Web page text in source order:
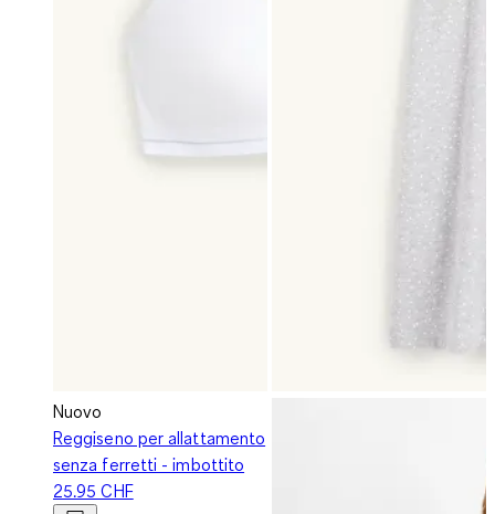
Nuovo
Reggiseno per allattamento
senza ferretti - imbottito
25.95 CHF